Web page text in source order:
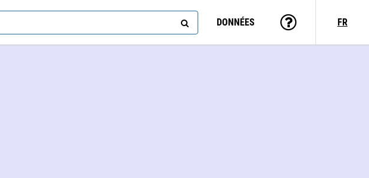
DONNÉES FR